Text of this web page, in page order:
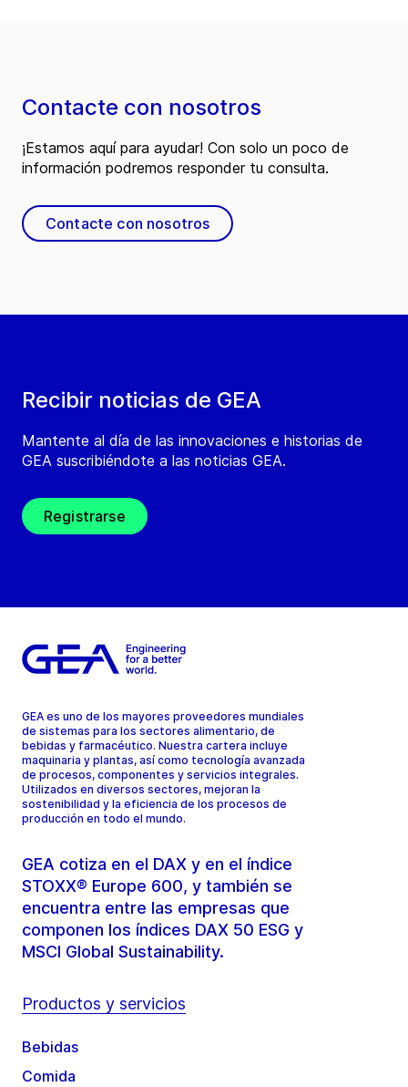
Recibir noticias de GEA
Mantente al día de las innovaciones e historias de
GEA suscribiéndote a las noticias GEA.
Registrarse
Contacte con nosotros
¡Estamos aquí para ayudar! Con solo un poco de
información podremos responder tu consulta.
Contacte con nosotros
GEA es uno de los mayores proveedores mundiales
de sistemas para los sectores alimentario, de
bebidas y farmacéutico. Nuestra cartera incluye
maquinaria y plantas, así como tecnología avanzada
de procesos, componentes y servicios integrales.
Utilizados en diversos sectores, mejoran la
sostenibilidad y la eficiencia de los procesos de
producción en todo el mundo.
GEA cotiza en el DAX y en el índice
STOXX® Europe 600, y también se
encuentra entre las empresas que
componen los índices DAX 50 ESG y
MSCI Global Sustainability.
Productos y servicios
Bebidas
Comida